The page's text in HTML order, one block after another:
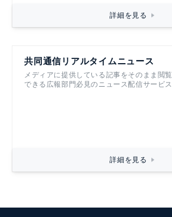
詳細を見る
共同通信リアルタイムニュース
メディアに提供している記事をそのまま閲覧
できる広報部門必見のニュース配信サービス
詳細を見る